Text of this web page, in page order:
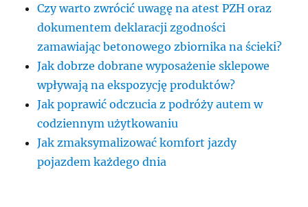
Czy warto zwrócić uwagę na atest PZH oraz
dokumentem deklaracji zgodności
zamawiając betonowego zbiornika na ścieki?
Jak dobrze dobrane wyposażenie sklepowe
wpływają na ekspozycję produktów?
Jak poprawić odczucia z podróży autem w
codziennym użytkowaniu
Jak zmaksymalizować komfort jazdy
pojazdem każdego dnia